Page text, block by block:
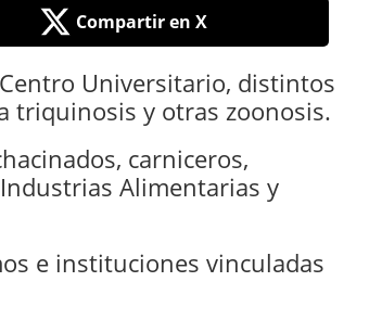
Compartir en X
Universitario, distintos
triquinosis y otras zoonosis.
carniceros,
Alimentarias y
e instituciones vinculadas